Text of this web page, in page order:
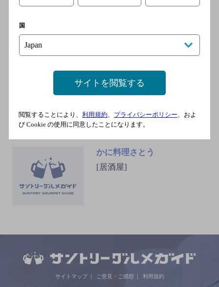
海老の髭
[居酒屋]
かに料理さとう
[居酒屋]
サイトマップ ご意見・ご感想 利用規約
国
サイトを閲覧する
閲覧することにより、 利用規約、 プライバシーポリシー、およ
び Cookie の使用に同意したことになります。